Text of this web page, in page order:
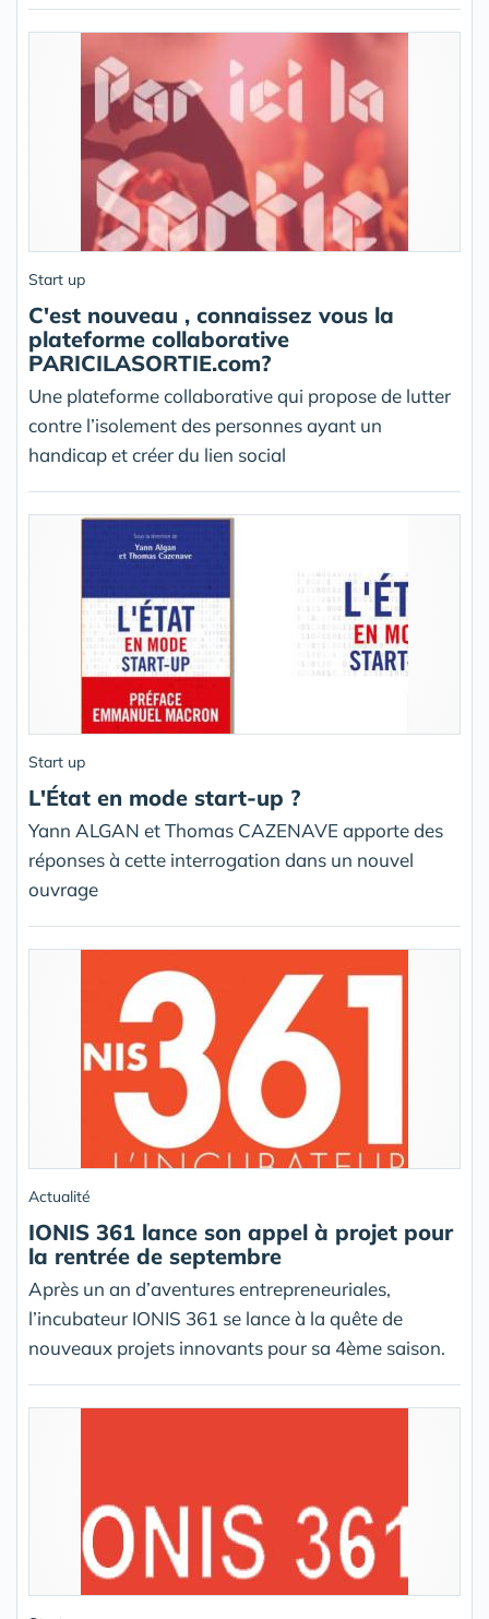
Start up
C'est nouveau , connaissez vous la
plateforme collaborative
PARICILASORTIE.com?
Une plateforme collaborative qui propose de lutter
contre l’isolement des personnes ayant un
handicap et créer du lien social
Start up
L'État en mode start-up ?
Yann ALGAN et Thomas CAZENAVE apporte des
réponses à cette interrogation dans un nouvel
ouvrage
Actualité
IONIS 361 lance son appel à projet pour
la rentrée de septembre
Après un an d’aventures entrepreneuriales,
l’incubateur IONIS 361 se lance à la quête de
nouveaux projets innovants pour sa 4ème saison.